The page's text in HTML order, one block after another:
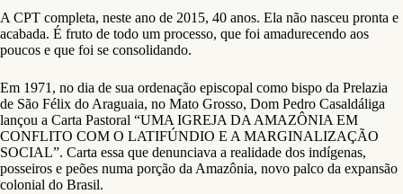
A CPT completa, neste ano de 2015, 40 anos. Ela não nasceu pronta e
acabada. É fruto de todo um processo, que foi amadurecendo aos
poucos e que foi se consolidando.
Em 1971, no dia de sua ordenação episcopal como bispo da Prelazia
de São Félix do Araguaia, no Mato Grosso, Dom Pedro Casaldáliga
lançou a Carta Pastoral “UMA IGREJA DA AMAZÔNIA EM
CONFLITO COM O LATIFÚNDIO E A MARGINALIZAÇÃO
SOCIAL”. Carta essa que denunciava a realidade dos indígenas,
posseiros e peões numa porção da Amazônia, novo palco da expansão
colonial do Brasil.